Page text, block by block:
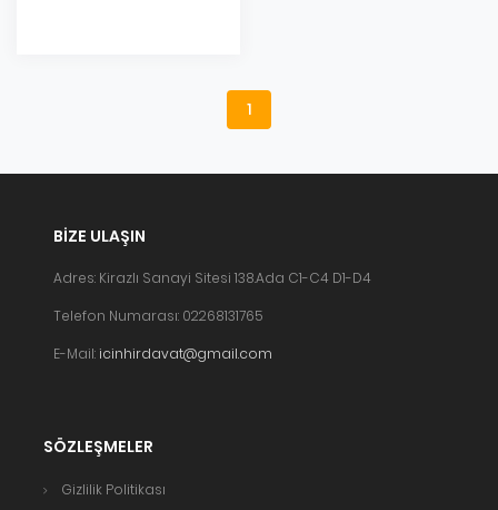
1
BIZE ULAŞIN
Adres: Kirazlı Sanayi Sitesi 138.Ada C1-C4 D1-D4
Telefon Numarası: 02268131765
E-Mail: icinhirdavat@gmail.com
SÖZLEŞMELER
Gizlilik Politikası